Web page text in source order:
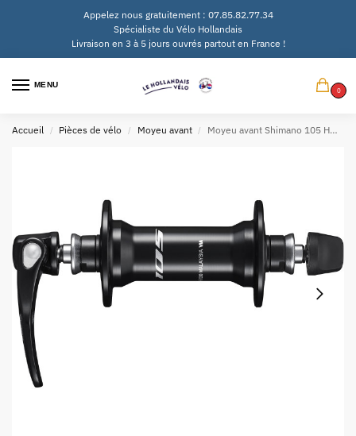
Appelez nous gratuitement : 07.85.82.77.34
Spécialiste du Vélo Hollandais
Livraison en 3 à 5 jours ouvrés partout en France !
MENU
0
Accueil / Pièces de vélo / Moyeu avant / Moyeu avant Shimano 105 HB-R7000 – 32 trous avec blocage rapide 100 mm – noir